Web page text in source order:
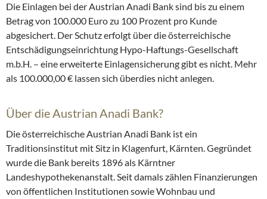
Die Einlagen bei der Austrian Anadi Bank sind bis zu einem
Betrag von 100.000 Euro zu 100 Prozent pro Kunde
abgesichert. Der Schutz erfolgt über die österreichische
Entschädigungseinrichtung Hypo-Haftungs-Gesellschaft
m.b.H. – eine erweiterte Einlagensicherung gibt es nicht. Mehr
als 100.000,00 € lassen sich überdies nicht anlegen.
Über die Austrian Anadi Bank?
Die österreichische Austrian Anadi Bank ist ein
Traditionsinstitut mit Sitz in Klagenfurt, Kärnten. Gegründet
wurde die Bank bereits 1896 als Kärntner
Landeshypothekenanstalt. Seit damals zählen Finanzierungen
von öffentlichen Institutionen sowie Wohnbau und